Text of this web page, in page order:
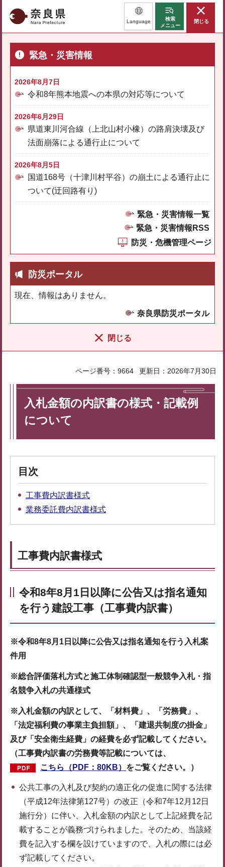
奈良県 Language
検索
メニュー
閉じる
緊急・災害情報
2026年8月7日
令和8年熊本地震への本県の対応等について
2026年6月29日
県道東川河合線（上北山村小橡）の路肩決壊及び
法面崩落による通行止について
2026年8月5日
国道168号（十津川村平谷）の崩土による通行止に
ついて(迂回路有り)
緊急・災害情報一覧
緊急・災害情報RSS
防災・危機管理ページ
防災ポータル
現在、情報はありません。
奈良県防災ポータル
閉じる
ページ番号：9664 更新日：2026年7月30日
入札金額の内訳書の様式・記載例
について
目次
工事費内訳書様式
業務委託費内訳書様式
工事費内訳書様式
令和8年8月1日以降に公告又は指名通知
を行う 建設工事（工事費内訳書）
※令和8年8月1日以降に公告又は指名通知を行う入札案
件用
※総合評価落札方式と施工体制確認型一般競争入札・指
名競争入札の共通様式
※入札金額の内訳として、「材料費」、「労務費」、
「法定福利費の事業主負担額」、「建退共制度の掛金」
及び「安全衛生経費」の経費を必ず記載してください。
（工事費内訳書の労務費等記載については、
こちら（PDF：80KB） をご覧ください。）
公共工事の入札及び契約の適正化の促進に関する法律
（平成12年法律第127号）の改正（令和7年12月12日
施行分）に伴い、入札金額の内訳として上記経費を記
載することが義務づけられました。そのため、当該経
費を記入する欄を設けていますので、入札の際には必
ず記載してください。